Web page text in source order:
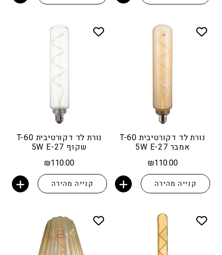
נורת לד דקורטיבית T-60
אמבר 5W E-27
₪110.00
קנייה מהירה
נורת לד דקורטיבית T-60
שקוף 5W E-27
₪110.00
קנייה מהירה